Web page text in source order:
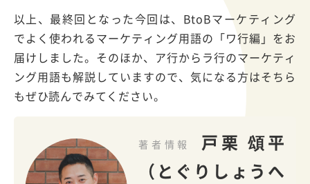
以上、最終回となった今回は、BtoBマーケティング
でよく使われるマーケティング用語の「ワ行編」をお
届けしました。そのほか、ア行からラ行のマーケティ
ング用語も解説していますので、気になる方はそちら
もぜひ読んでみてください。
著者情報
戸栗 頌平
（とぐりしょうへ